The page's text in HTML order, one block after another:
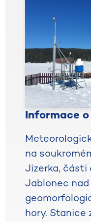
Informace
na
Jizerka, části
Jablonec nad
hory. Stanice